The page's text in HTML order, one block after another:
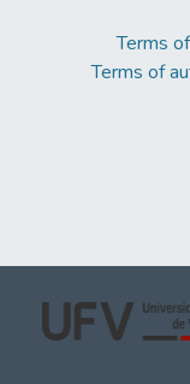
Terms
Terms of